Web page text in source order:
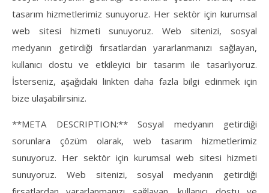
tasarım hizmetlerimiz sunuyoruz. Her sektör için kurumsal
web sitesi hizmeti sunuyoruz. Web sitenizi, sosyal
medyanın getirdiği fırsatlardan yararlanmanızı sağlayan,
kullanıcı dostu ve etkileyici bir tasarım ile tasarlıyoruz.
İsterseniz, aşağıdaki linkten daha fazla bilgi edinmek için
bize ulaşabilirsiniz.
**META DESCRIPTION:** Sosyal medyanın getirdiği
sorunlara çözüm olarak, web tasarım hizmetlerimiz
sunuyoruz. Her sektör için kurumsal web sitesi hizmeti
sunuyoruz. Web sitenizi, sosyal medyanın getirdiği